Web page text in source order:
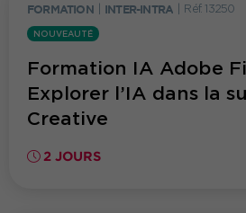
FORMATION INTER-INTRA Réf. 13250
NOUVEAUTÉ
Formation IA Adobe
Explorer l’IA dans la
Creative
2 JOURS